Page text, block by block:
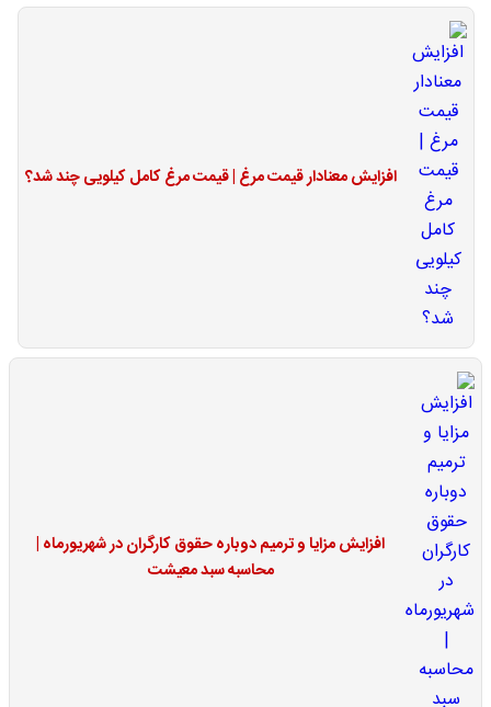
افزایش معنادار قیمت مرغ | قیمت مرغ کامل کیلویی چند شد؟
افزایش مزایا و ترمیم دوباره حقوق کارگران در شهریورماه |
محاسبه سبد معیشت